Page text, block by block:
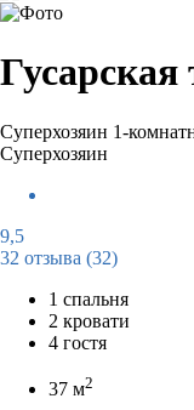
Гусарская
Суперхозяин 1-
Суперхозяин
9,5
32 отзыва (32)
1 спальня
2 кровати
4 гостя
37 м2